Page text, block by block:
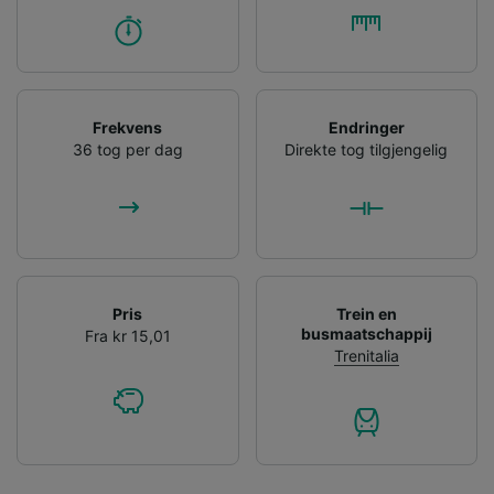
Frekvens
36 tog per dag
Endringer
Direkte tog tilgjengelig
Pris
Fra kr 15,01
Trein en
busmaatschappij
Trenitalia